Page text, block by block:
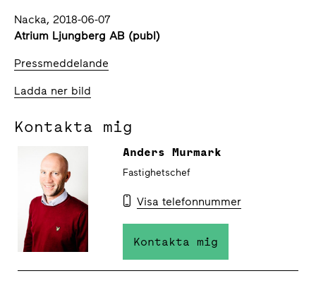
Nacka, 2018-06-07
Atrium Ljungberg AB (publ)
Pressmeddelande
Ladda ner bild
Kontakta mig
Anders Murmark
Fastighetschef
Visa telefonnummer
Kontakta mig